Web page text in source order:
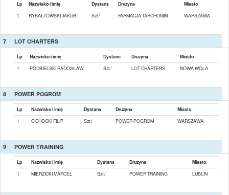
Lp Nazwisko i imię Dystans Druzyna
Miasto
1
RYBAŁTOWSKI JAKUB Szt / FARMACJA TARCHOMIN WARSZAWA
7 LOT CHARTERS
Lp Nazwisko i imię Dystans Druzyna
Miasto
1
PODBIELSKI RADOSŁAW Szt / LOT CHARTERS NOWA WOLA
8 POWER POGROM
Lp Nazwisko i imię Dystans Druzyna
Miasto
1
CICHOCKI FILIP Szt / POWER POGROM WARSZAWA
9 POWER TRAINING
Lp Nazwisko i imię Dystans Druzyna
Miasto
1
MIERZICKI MARCEL Szt / POWER TRAINING LUBLIN